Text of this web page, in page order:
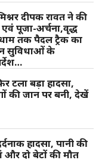
दीपक रावत ने की
पूजा-अर्चना,वृद्ध
तक पैदल ट्रैक का
सुविधाओं के
टला बड़ा हादसा,
की जान पर बनी, देखें
हादसा, पानी की
दो बेटों की मौत